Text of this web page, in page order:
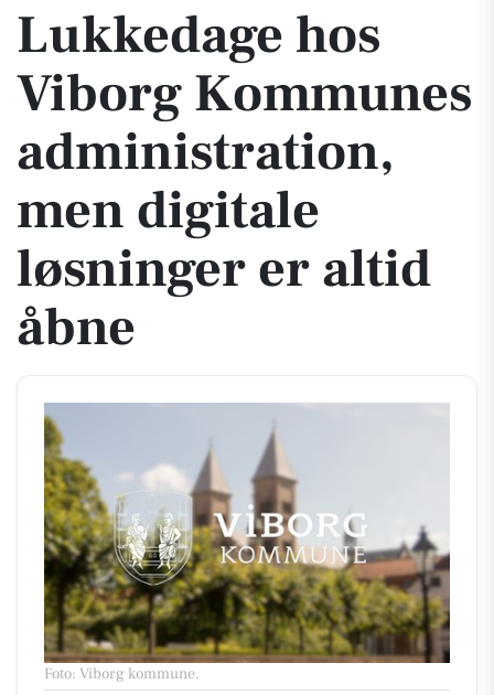
Lukke­dage hos
Viborg Kommunes
administration,
men digitale
løsninger er altid
åbne
Foto: Viborg kommune.